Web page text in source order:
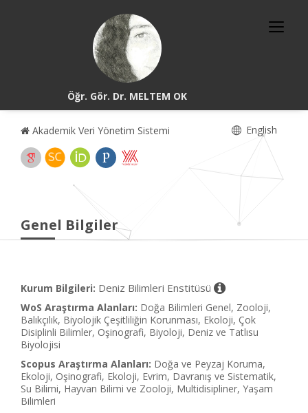
Öğr. Gör. Dr. MELTEM OK
Akademik Veri Yönetim Sistemi English
Genel Bilgiler
Kurum Bilgileri: Deniz Bilimleri Enstitüsü
WoS Araştırma Alanları: Doğa Bilimleri Genel, Zooloji,
Balıkçılık, Biyolojik Çeşitliliğin Korunması, Ekoloji, Çok
Disiplinli Bilimler, Oşinografi, Biyoloji, Deniz ve Tatlısu
Biyolojisi
Scopus Araştırma Alanları: Doğa ve Peyzaj Koruma,
Ekoloji, Oşinografi, Ekoloji, Evrim, Davranış ve Sistematik,
Su Bilimi, Hayvan Bilimi ve Zooloji, Multidisipliner, Yaşam
Bilimleri